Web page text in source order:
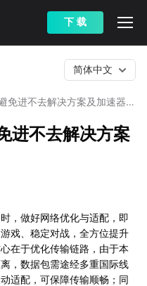
下 载
免进不去解决方案及加速器指
简体中文
进不去解决方案
，做好网络优化与适配，即
戏、稳定对战，全方位提升
在于优化传输链路，由于本
，数据包需途经多重国际线
适配，可保障传输顺畅；同